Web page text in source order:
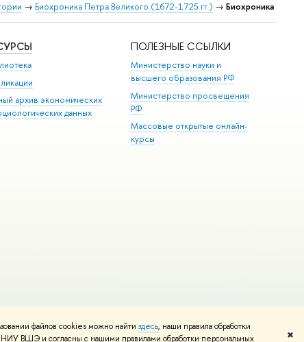
файлов cookies можно найти здесь, наши правила обработки
НИУ ВШЭ и согласны с нашими правилами обработки персональных ✖
→ Биохроника Петра Великого (1672-1725 гг.) → Биохроника
архив экономических
данных
ПОЛЕЗНЫЕ ССЫЛКИ
Министерство науки и
высшего образования РФ
Министерство просвещения
РФ
Массовые открытые онлайн-
курсы
Редактору
Карта сайта